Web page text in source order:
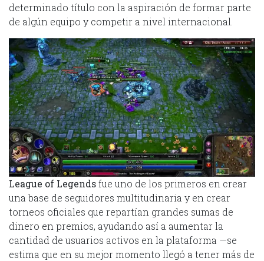
determinado título con la aspiración de formar parte
de algún equipo y competir a nivel internacional.
League of Legendsfue uno de los primeros en crear
una base de seguidores multitudinaria y en crear
torneos oficiales que repartían grandes sumas de
dinero en premios, ayudando así a aumentar la
cantidad de usuarios activos en la plataforma —se
estima que en su mejor momento llegó a tener más de